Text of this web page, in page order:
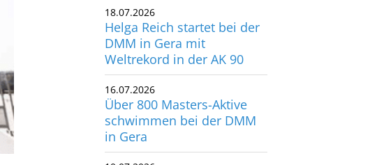
18.07.2026
Helga Reich startet bei der
DMM in Gera mit
Weltrekord in der AK 90
16.07.2026
Über 800 Masters-Aktive
schwimmen bei der DMM
in Gera
Deutscher Schwimm-Verband e.V.
Korbacher Straße 93
D-34132 Kassel
Fax: +49 561 94083-15
info@dsv.de